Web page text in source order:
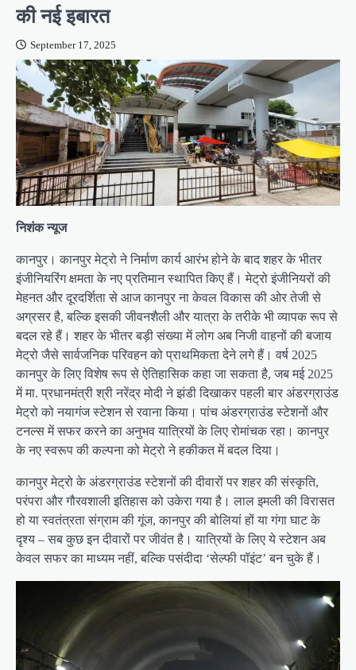
की नई इबारत
September 17, 2025
निशंक न्यूज
कानपुर। कानपुर मेट्रो ने निर्माण कार्य आरंभ होने के बाद शहर के भीतर
इंजीनियरिंग क्षमता के नए प्रतिमान स्थापित किए हैं। मेट्रो इंजीनियरों की
मेहनत और दूरदर्शिता से आज कानपुर ना केवल विकास की ओर तेजी से
अग्रसर है, बल्कि इसकी जीवनशैली और यात्रा के तरीके भी व्यापक रूप से
बदल रहे हैं। शहर के भीतर बड़ी संख्या में लोग अब निजी वाहनों की बजाय
मेट्रो जैसे सार्वजनिक परिवहन को प्राथमिकता देने लगे हैं। वर्ष 2025
कानपुर के लिए विशेष रूप से ऐतिहासिक कहा जा सकता है, जब मई 2025
में मा. प्रधानमंत्री श्री नरेंद्र मोदी ने झंडी दिखाकर पहली बार अंडरग्राउंड
मेट्रो को नयागंज स्टेशन से रवाना किया। पांच अंडरग्राउंड स्टेशनों और
टनल्स में सफर करने का अनुभव यात्रियों के लिए रोमांचक रहा। कानपुर
के नए स्वरूप की कल्पना को मेट्रो ने हकीकत में बदल दिया।
कानपुर मेट्रो के अंडरग्राउंड स्टेशनों की दीवारों पर शहर की संस्कृति,
परंपरा और गौरवशाली इतिहास को उकेरा गया है। लाल इमली की विरासत
हो या स्वतंत्रता संग्राम की गूंज, कानपुर की बोलियां हों या गंगा घाट के
दृश्य – सब कुछ इन दीवारों पर जीवंत है। यात्रियों के लिए ये स्टेशन अब
केवल सफर का माध्यम नहीं, बल्कि पसंदीदा ‘सेल्फी पॉइंट’ बन चुके हैं।